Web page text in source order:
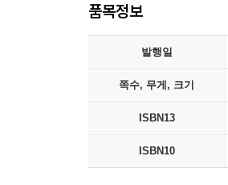
품목정보
발행일
쪽수, 무게, 크기
ISBN13
ISBN10